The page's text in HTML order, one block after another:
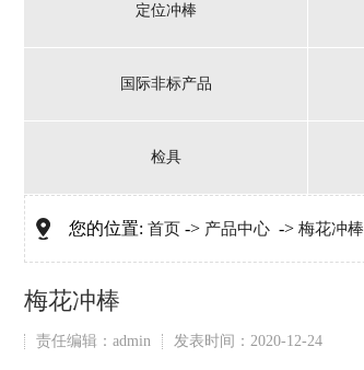
定位冲棒
国际非标产品
检具
您的位置: 首页 -> 产品中心 -> 梅花冲棒
梅花冲棒
责任编辑：admin 发表时间：2020-12-24